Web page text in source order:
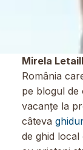
Mirela
România
pe blogul de
vacanțe la
câteva
de ghid local